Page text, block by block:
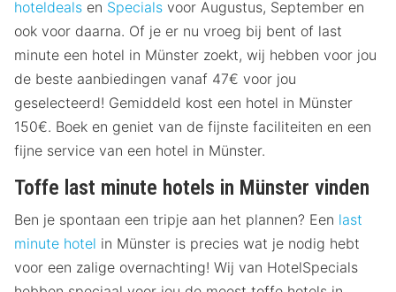
hoteldeals en Specials voor Augustus, September en
ook voor daarna. Of je er nu vroeg bij bent of last
minute een hotel in Münster zoekt, wij hebben voor jou
de beste aanbiedingen vanaf 47€ voor jou
geselecteerd! Gemiddeld kost een hotel in Münster
150€. Boek en geniet van de fijnste faciliteiten en een
fijne service van een hotel in Münster.
Toffe last minute hotels in Münster vinden
Ben je spontaan een tripje aan het plannen? Een last
minute hotel in Münster is precies wat je nodig hebt
voor een zalige overnachting! Wij van HotelSpecials